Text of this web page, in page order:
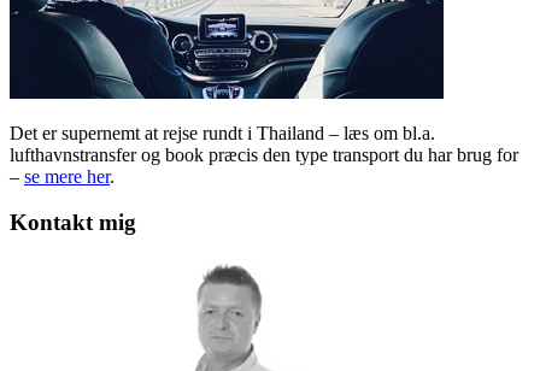
Det er supernemt at rejse rundt i Thailand – læs om bl.a.
lufthavnstransfer og book præcis den type transport du har brug for
– se mere her.
Kontakt mig